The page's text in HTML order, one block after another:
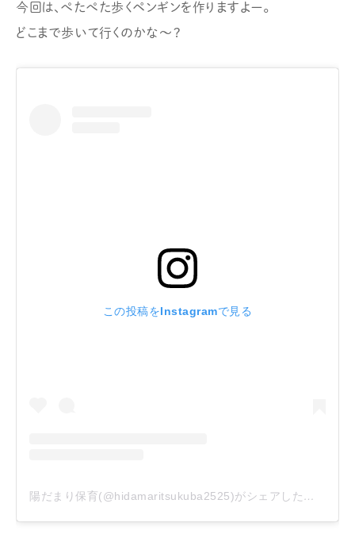
今回は、ぺたぺた歩くペンギンを作りますよー。
どこまで歩いて行くのかな〜?
この投稿をInstagramで見る
陽だまり保育(@hidamaritsukuba2525)がシェアした投稿